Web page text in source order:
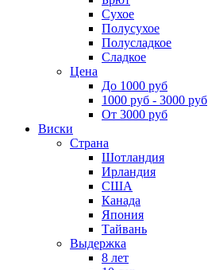
Сухое
Полусухое
Полусладкое
Сладкое
Цена
До 1000 руб
1000 руб - 3000 руб
От 3000 руб
Виски
Страна
Шотландия
Ирландия
США
Канада
Япония
Тайвань
Выдержка
8 лет